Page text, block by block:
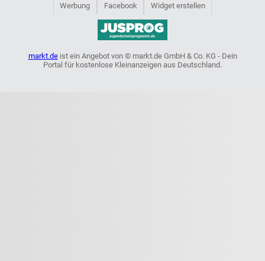
Werbung
Facebook Widget erstellen
markt.deist ein Angebot von © markt.de GmbH & Co. KG - Dein
Portal für kostenlose Kleinanzeigen aus Deutschland.